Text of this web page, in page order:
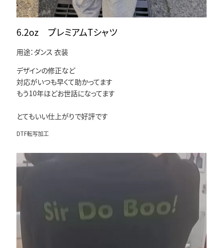
6.2oz プレミアムTシャツ
用途：ダンス 衣装
デザインの修正など
対応がいつも早くて助かってます
もう10年ほどお世話になってます
とてもいい仕上がりで好評です
DTF転写加工